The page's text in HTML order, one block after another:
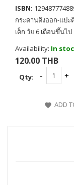
ISBN:
กระดานดึงออก-แปะ
เด็ก วัย 6 เดือนขึ้นไ
Availability: In
120.00 THB
Qty:
ADD